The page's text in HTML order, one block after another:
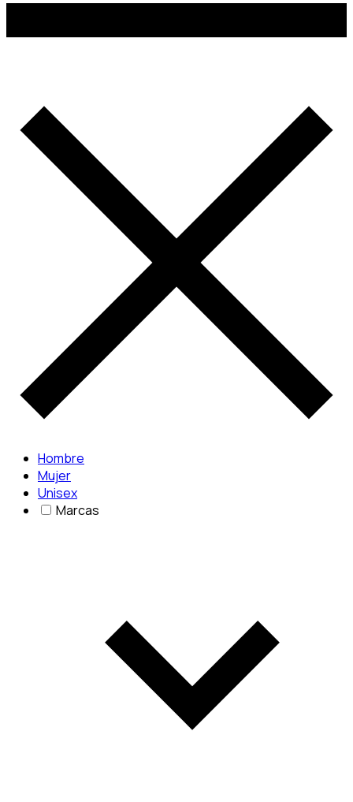
Hombre
Mujer
Unisex
Marcas